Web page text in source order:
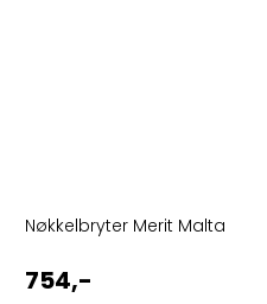
Nøkkelbryter Merit Malta
754,-